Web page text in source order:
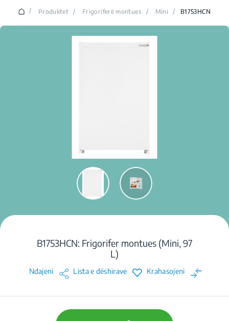
/ Produktet / Frigoriferë montues / Mini / B1753HCN
B1753HCN: Frigorifer montues (Mini, 97
L)
Ndajeni Lista e dëshirave Krahasojeni